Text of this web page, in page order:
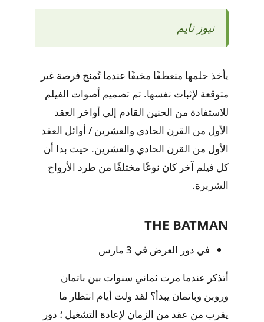
نيوز تايم
يأخذ حلمها منعطفًا مخيفًا عندما تُمنح فرصة غير
متوقعة لإثبات نفسها. تم تصميم أصوات الفيلم
للاستفادة من الحنين القادم إلى أواخر العقد
الأول من القرن الحادي والعشرين / أوائل العقد
الأول من القرن الحادي والعشرين. حيث بدا أن
كل فيلم آخر كان نوعًا مختلفًا من طرد الأرواح
الشريرة.
THE BATMAN
في دور العرض في 3 مارس
أتذكر عندما مرت ثماني سنوات بين باتمان
وروبن وباتمان يبدأ؟ لقد ولت أيام انتظار ما
يقرب من عقد من الزمان لإعادة التشغيل ؛ دور